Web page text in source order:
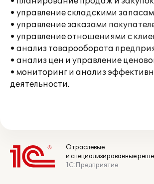
• управление складскими
• управление заказами
• управление отношениями с
• анализ товарооборота
• анализ цен и управление
• мониторинг и анализ
деятельности.
Отраслевые
и специализированные
1С:Предприятие